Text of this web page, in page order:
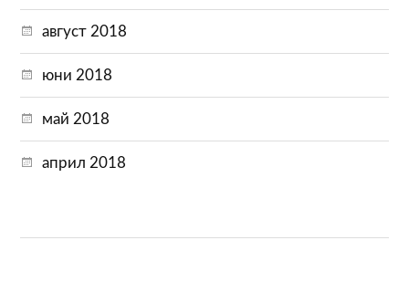
август 2018
юни 2018
май 2018
април 2018